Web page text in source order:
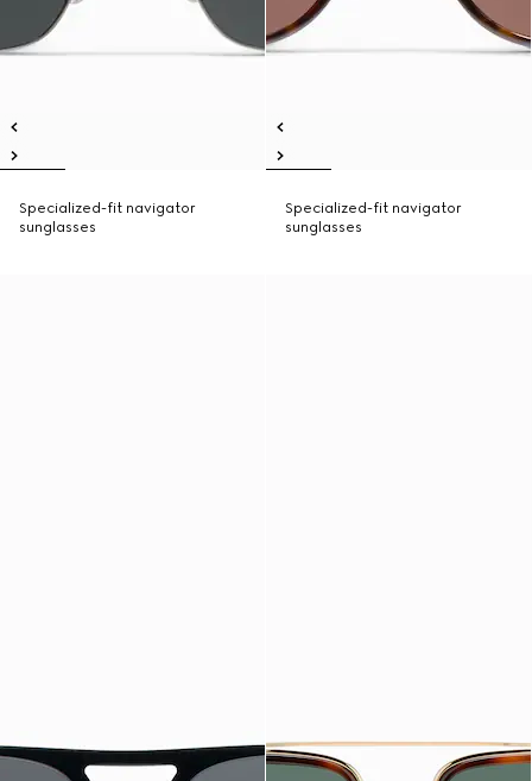
Specialized-fit navigator
sunglasses
Specialized-fit navigator
sunglasses